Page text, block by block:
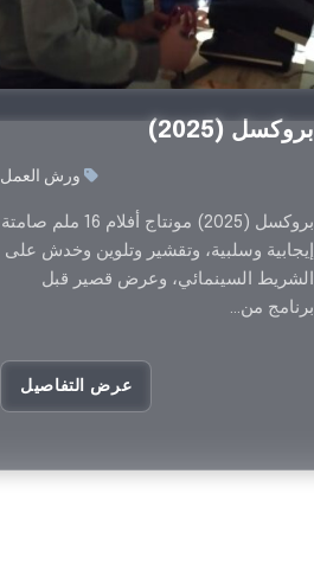
بروكسل (2025)
ورش العمل
بروكسل (2025) مونتاج أفلام 16 ملم صامتة
إيجابية وسلبية، وتقشير وتلوين وخدش على
الشريط السينمائي، وعرض قصير قبل
برنامج من...
عرض التفاصيل